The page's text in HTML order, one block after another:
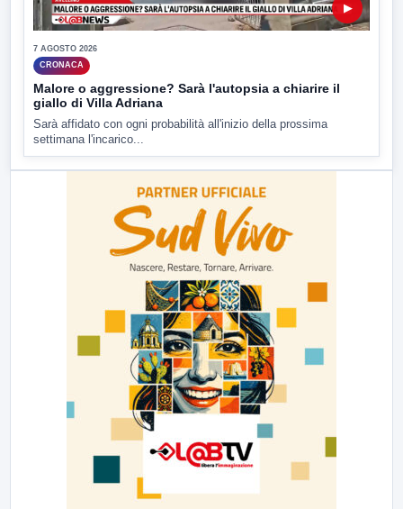
▶
7 AGOSTO 2026
CRONACA
Malore o aggressione? Sarà l'autopsia a chiarire il
giallo di Villa Adriana
Sarà affidato con ogni probabilità all'inizio della prossima
settimana l'incarico...